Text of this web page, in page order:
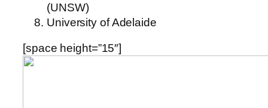
(UNSW)
University of Adelaide
[space height=”15″]